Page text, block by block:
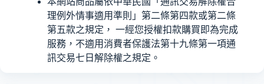
理例外情事適用準則」第二條第四款或第二條
第五款之規定， 一經您授權扣款購買即為完成
服務，不適用消費者保護法第十九條第一項通
訊交易七日解除權之規定。